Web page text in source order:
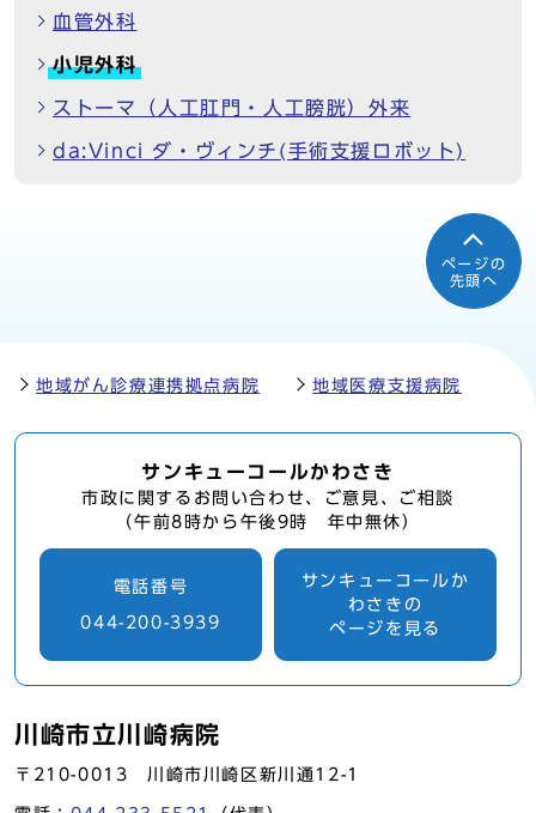
血管外科
小児外科
ストーマ（人工肛門・人工膀胱）外来
da:Vinci ダ・ヴィンチ(手術支援ロボット)
ページの
先頭へ
地域がん診療連携拠点病院 地域医療支援病院
サンキューコールかわさき
市政に関するお問い合わせ、ご意見、ご相談
（午前8時から午後9時 年中無休）
電話番号
044-200-3939
サンキューコールか
わさきの
ページを見る
川崎市立川崎病院
〒210-0013 川崎市川崎区新川通12-1